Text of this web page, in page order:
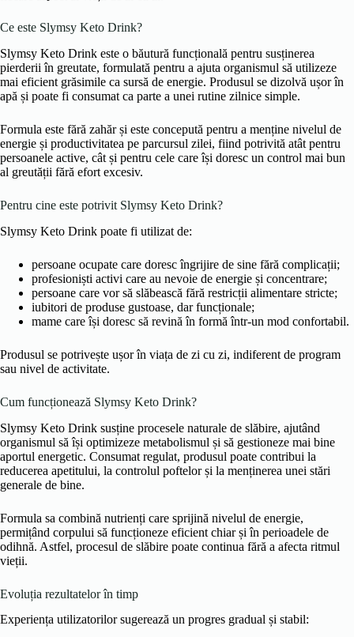
Ce este Slymsy Keto Drink?
Slymsy Keto Drink este o băutură funcțională pentru susținerea
pierderii în greutate, formulată pentru a ajuta organismul să utilizeze
mai eficient grăsimile ca sursă de energie. Produsul se dizolvă ușor în
apă și poate fi consumat ca parte a unei rutine zilnice simple.
Formula este fără zahăr și este concepută pentru a menține nivelul de
energie și productivitatea pe parcursul zilei, fiind potrivită atât pentru
persoanele active, cât și pentru cele care își doresc un control mai bun
al greutății fără efort excesiv.
Pentru cine este potrivit Slymsy Keto Drink?
Slymsy Keto Drink poate fi utilizat de:
persoane ocupate care doresc îngrijire de sine fără complicații;
profesioniști activi care au nevoie de energie și concentrare;
persoane care vor să slăbească fără restricții alimentare stricte;
iubitori de produse gustoase, dar funcționale;
mame care își doresc să revină în formă într-un mod confortabil.
Produsul se potrivește ușor în viața de zi cu zi, indiferent de program
sau nivel de activitate.
Cum funcționează Slymsy Keto Drink?
Slymsy Keto Drink susține procesele naturale de slăbire, ajutând
organismul să își optimizeze metabolismul și să gestioneze mai bine
aportul energetic. Consumat regulat, produsul poate contribui la
reducerea apetitului, la controlul poftelor și la menținerea unei stări
generale de bine.
Formula sa combină nutrienți care sprijină nivelul de energie,
permițând corpului să funcționeze eficient chiar și în perioadele de
odihnă. Astfel, procesul de slăbire poate continua fără a afecta ritmul
vieții.
Evoluția rezultatelor în timp
Experiența utilizatorilor sugerează un progres gradual și stabil: